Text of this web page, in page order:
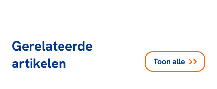
Gerelateerde
artikelen
Toon alle